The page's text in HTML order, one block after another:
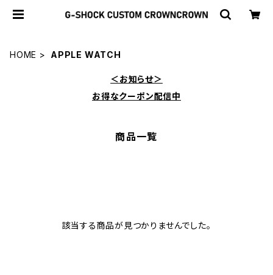
HOME APPLE WATCH
＜お知らせ＞
お得なクーポン配信中
商品一覧
該当する商品が見つかりませんでした。